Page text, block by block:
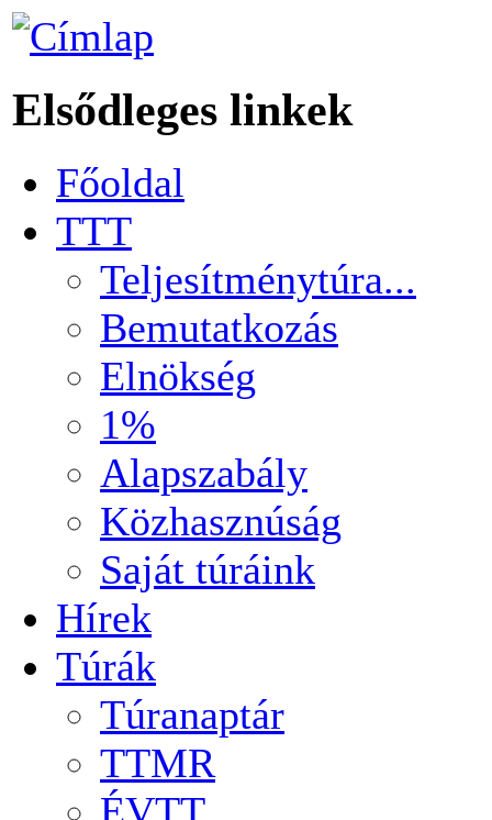
Elsődleges linkek
Főoldal
TTT
Teljesítménytúra...
Bemutatkozás
Elnökség
1%
Alapszabály
Közhasznúság
Saját túráink
Hírek
Túrák
Túranaptár
TTMR